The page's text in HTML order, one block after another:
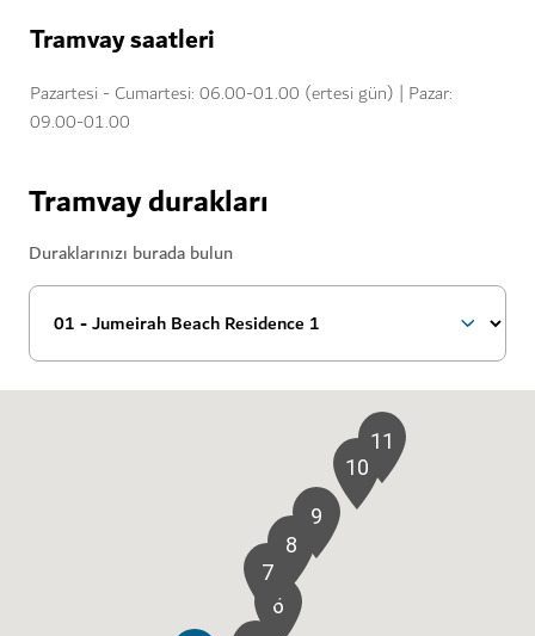
Tramvay saatleri
Pazartesi - Cumartesi: 06.00-01.00 (ertesi gün) | Pazar:
09.00-01.00
Tramvay durakları
Duraklarınızı burada bulun
6
7
8
9
10
11